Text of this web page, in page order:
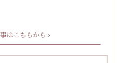
はこちらから ›